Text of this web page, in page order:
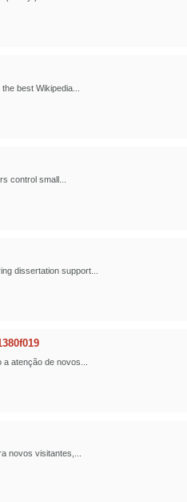
best Wikipedia...
control small...
dissertation support...
atenção de novos...
novos visitantes,...